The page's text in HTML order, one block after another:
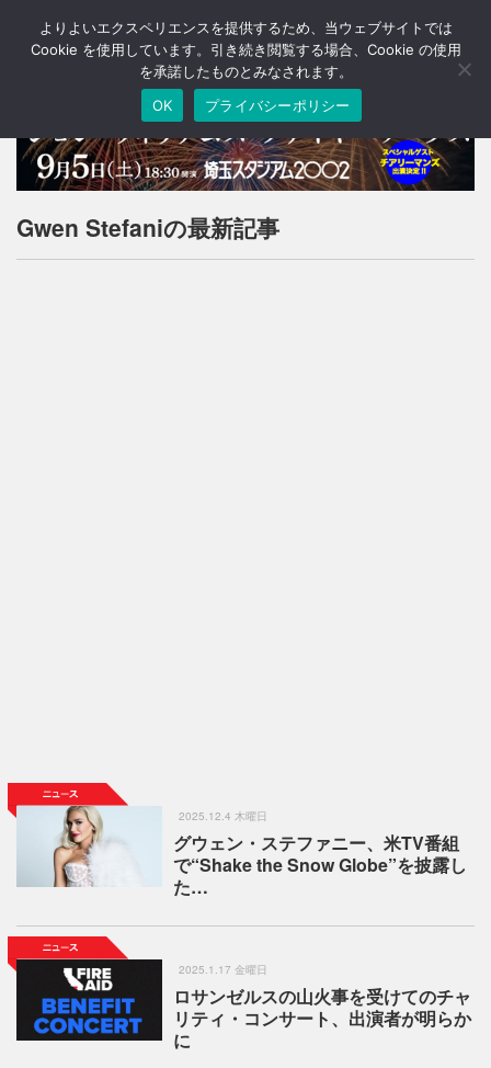
T
o
a
v
a
Gwen Stefaniの最新記事
2025.12.4 木曜日
グウェン・ステファニー、米TV番組
で“Shake the Snow Globe”を披露し
た…
2025.1.17 金曜日
ロサンゼルスの山火事を受けてのチャ
リティ・コンサート、出演者が明らか
に
よりよいエクスペリエンスを提供するため、当ウェブサイトでは
Cookie を使用しています。引き続き閲覧する場合、Cookie の使用
を承諾したものとみなされます。
OK
プライバシーポリシー